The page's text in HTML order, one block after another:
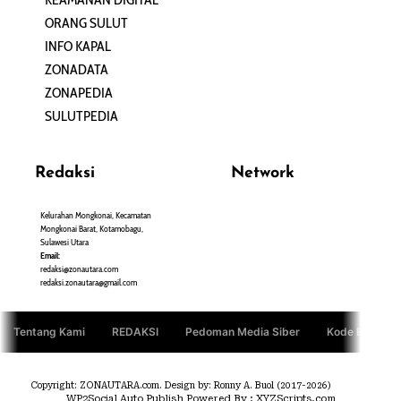
ORANG SULUT
INFO KAPAL
ZONADATA
ZONAPEDIA
SULUTPEDIA
Redaksi
Kelurahan Mongkonai, Kecamatan
Mongkonai Barat, Kotamobagu,
Sulawesi Utara
Email:
redaksi@zonautara.com
redaksi.zonautara@gmail.com
Network
Tentang Kami REDAKSI Pedoman Media Siber Kode Etik
Copyright: ZONAUTARA.com. Design by: Ronny A. Buol (2017-2026)
WP2Social Auto Publish Powered By : XYZScripts.com